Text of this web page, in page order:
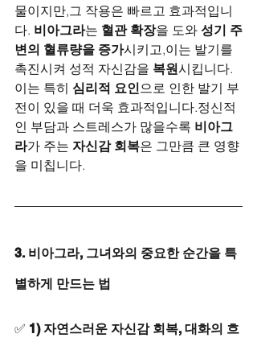
물이지만,그 작용은 빠르고 효과적입니
다. 비아그라는 혈관 확장을 도와 성기 주
변의 혈류량을 증가시키고,이는 발기를
촉진시켜 성적 자신감을 복원시킵니다.
이는 특히 심리적 요인으로 인한 발기 부
전이 있을 때 더욱 효과적입니다.정신적
인 부담과 스트레스가 많을수록 비아그
라가 주는 자신감 회복은 그만큼 큰 영향
을 미칩니다.
3. 비아그라, 그녀와의 중요한 순간을 특
별하게 만드는 법
✅ 1) 자연스러운 자신감 회복, 대화의 흐